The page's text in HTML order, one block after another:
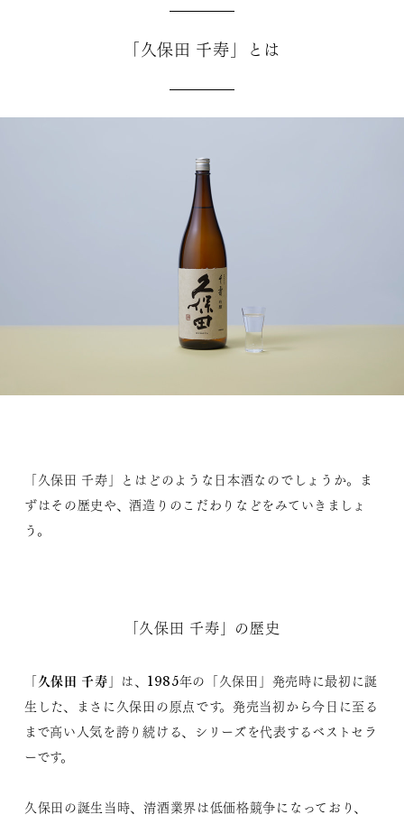
「久保田 千寿」とは
「久保田 千寿」とはどのような日本酒なのでしょうか。ま
ずはその歴史や、酒造りのこだわりなどをみていきましょ
う。
「久保田 千寿」の歴史
「久保田 千寿 」は、1985年の「久保田」発売時に最初に誕
生した、まさに久保田の原点です。発売当初から今日に至る
まで高い人気を誇り続ける、シリーズを代表するベストセラ
ーです。
久保田の誕生当時、清酒業界は低価格競争になっており、